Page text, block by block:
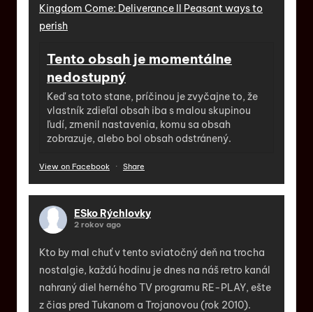
Kingdom Come: Deliverance II Peasant ways to
perish
Tento obsah je momentálne
nedostupný
Keď sa toto stane, príčinou je zvyčajne to, že
vlastník zdieľal obsah iba s malou skupinou
ľudí, zmenil nastavenia, komu sa obsah
zobrazuje, alebo bol obsah odstránený.
View on Facebook · Share
ESko Rýchlovky
2 rokov ago
Kto by mal chuť v tento sviatočný deň na trocha
nostalgie, každú hodinu je dnes na náš retro kanál
nahraný diel herného TV programu RE-PLAY, ešte
z čias pred Tukanom a Trojanovou (rok 2010).